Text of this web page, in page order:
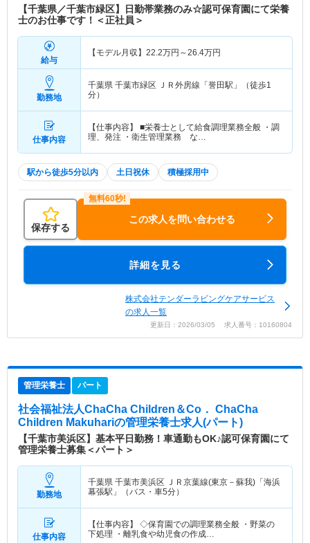
【千葉県／千葉市緑区】日勤帯業務のみ☆認可保育園にて栄養
士のお仕事です！＜正社員＞
給与
【モデル月収】 22.2万円～26.4万円
勤務地
千葉県 千葉市緑区 ＪＲ外房線「誉田駅」（徒歩1
分）
仕事内容
【仕事内容】 ■栄養士として給食調理業務全般 ・調
理、発注 ・衛生管理業務 な…
駅から徒歩5分以内 土日祝休 積極採用中
保存する
この求人を問い合わせる
詳細を見る
株式会社テンダーラビングケアサービス
の求人一覧
更新日：2026/03/05 求人番号：10160804
管理栄養士 パート
社会福祉法人ChaCha Children＆Co． ChaCha
Children Makuhariの管理栄養士求人(パート)
【千葉市美浜区】基本平日勤務！車通勤もOK♪認可保育園にて
管理栄養士募集＜パート＞
勤務地
千葉県 千葉市美浜区 ＪＲ京葉線(東京－蘇我)「海浜
幕張駅」（バス・車5分）
仕事内容
【仕事内容】 ◇保育園での調理業務全般 ・野菜の
下処理 ・離乳食や幼児食の作成…